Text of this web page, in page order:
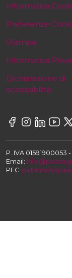
Informativa
Preferenze
Stampa
Informativa
Dichiarazione di
accessibilità
P. IVA 01591900053
Email:
PEC: